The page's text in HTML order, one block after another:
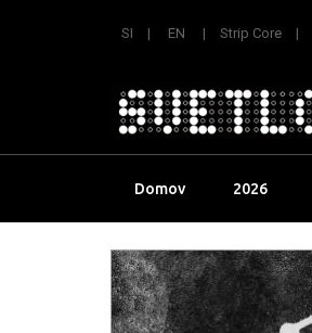
SI EN Strip Core
Domov 2026